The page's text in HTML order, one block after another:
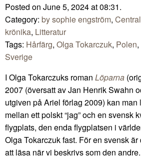
Posted on June 5, 2024 at 08:31.
Category: by sophie engström,
krönika, Litteratur
Tags: Hårfärg, Olga Tokarczuk, Polen,
Sverige
I Olga Tokarczuks roman Löparna
2007 (översatt av Jan Henrik Swahn
utgiven på Ariel förlag 2009) kan man
mellan ett polskt “jag” och en svensk
flygplats, den enda flygplatsen i
Olga Tokarczuk fast. För en svensk
att läsa när vi beskrivs som den andre.